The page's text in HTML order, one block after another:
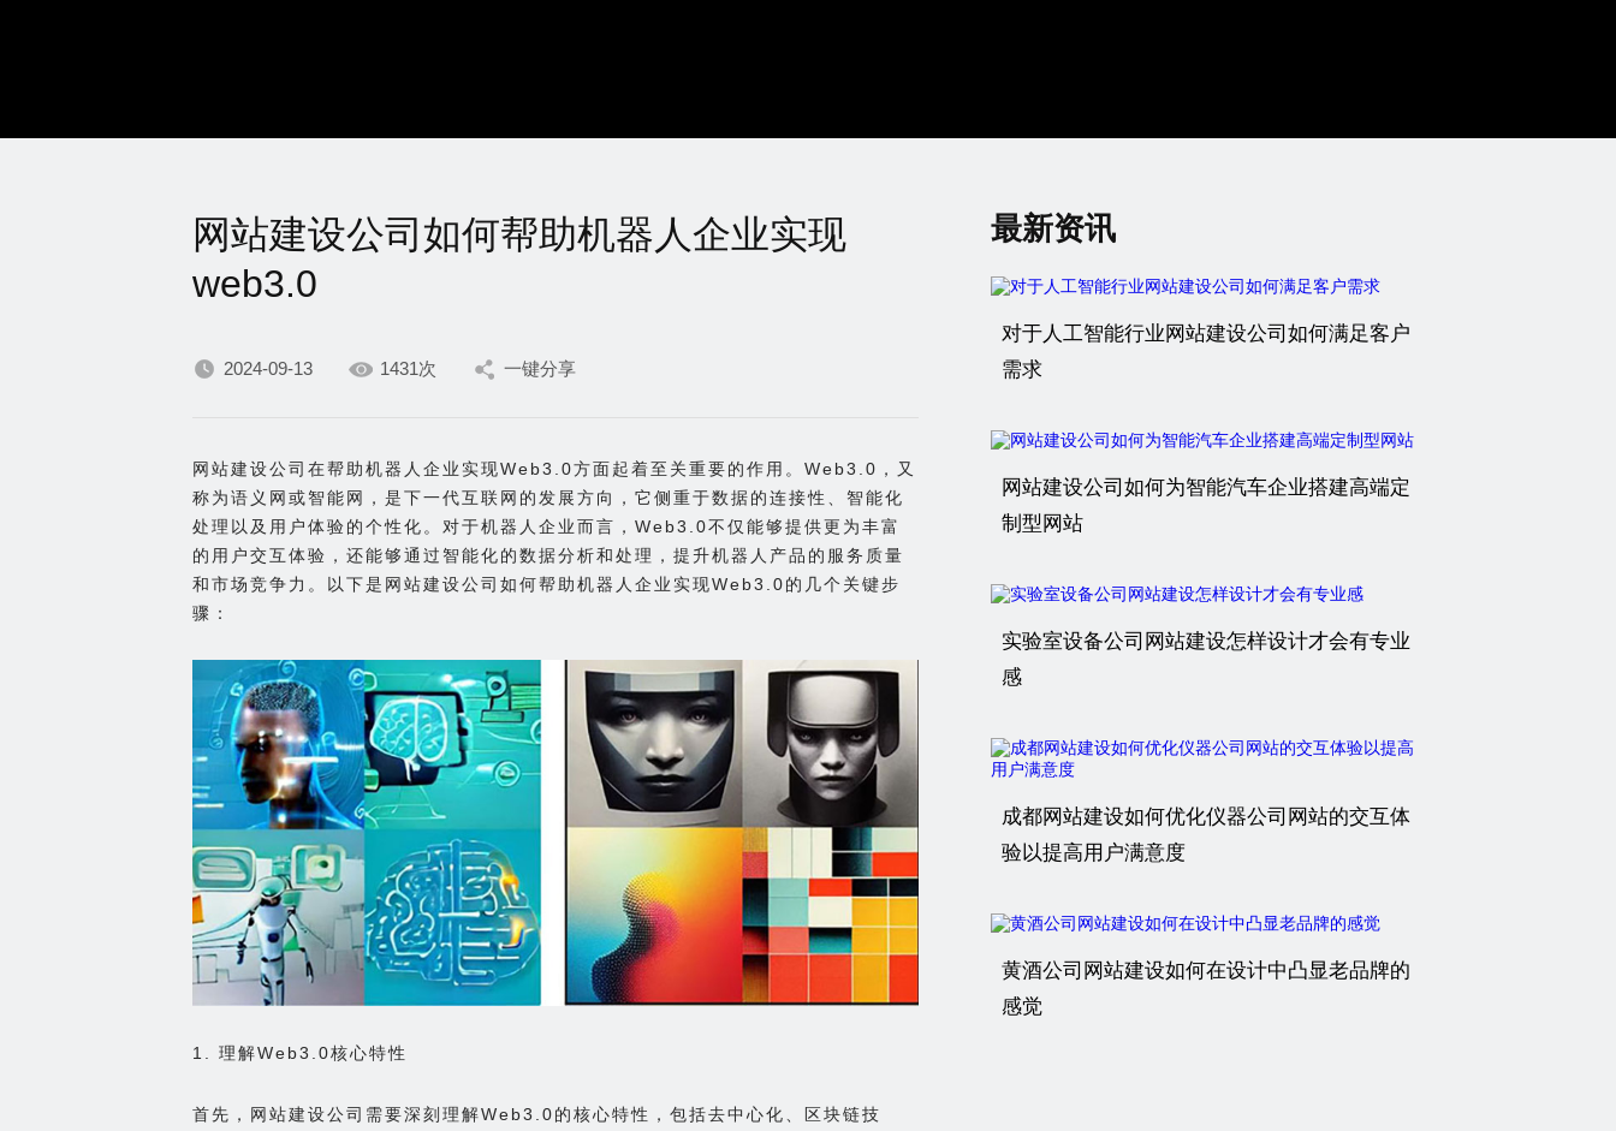
网站建设公司如何帮助机器人企业实现
web3.0
2024-09-13 1431次 一键分享
网站建设公司在帮助机器人企业实现Web3.0方面起着至关重要的作用。Web3.0，又
称为语义网或智能网，是下一代互联网的发展方向，它侧重于数据的连接性、智能化
处理以及用户体验的个性化。对于机器人企业而言，Web3.0不仅能够提供更为丰富
的用户交互体验，还能够通过智能化的数据分析和处理，提升机器人产品的服务质量
和市场竞争力。以下是网站建设公司如何帮助机器人企业实现Web3.0的几个关键步
骤：
1. 理解Web3.0核心特性
首先，网站建设公司需要深刻理解Web3.0的核心特性，包括去中心化、区块链技
最新资讯
对于人工智能行业网站建设公司如何满足客户
需求
网站建设公司如何为智能汽车企业搭建高端定
制型网站
实验室设备公司网站建设怎样设计才会有专业
感
成都网站建设如何优化仪器公司网站的交互体
验以提高用户满意度
黄酒公司网站建设如何在设计中凸显老品牌的
感觉